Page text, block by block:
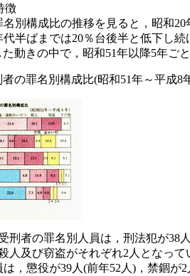
徴
別構成比の推移を見ると，昭和
半ばまでは20％台後半と低下し
動きの中で，昭和51年以降5年ご
の罪名別構成比(昭和51年～平成8
者の罪名別人員は，刑法犯が38
人及び窃盗がそれぞれ2人となって
，懲役が39人(前年52人)，禁錮が